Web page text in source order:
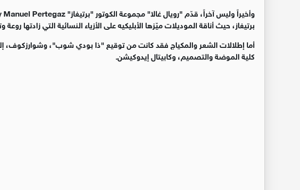
برتيغاز، حيث أناقة الموديلات ميّزها الأبليكيه على الأزياء النسائية التي زادتها روعة
أما إطلالات الشعر والمكياج فقد كانت من توقيع "ذا بودي شوب"، وشوارزكوف،
كلية الموضة والتصميم، وكابيتال إيدوكيشن.